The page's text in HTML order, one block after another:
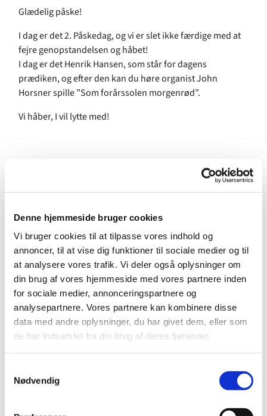
Denne hjemmeside bruger cookies
Vi bruger cookies til at tilpasse vores indhold og
annoncer, til at vise dig funktioner til sociale medier og til
at analysere vores trafik. Vi deler også oplysninger om
din brug af vores hjemmeside med vores partnere inden
for sociale medier, annonceringspartnere og
analysepartnere. Vores partnere kan kombinere disse
data med andre oplysninger, du har givet dem, eller som
de har indsamlet fra din brug af deres tjenester.
Nødvendig
Glædelig påske!
I dag er det 2. Påskedag, og vi er slet ikke færdige med at
fejre genopstandelsen og håbet!
I dag er det Henrik Hansen, som står for dagens
prædiken, og efter den kan du høre organist John
Horsner spille ”Som forårssolen morgenrød”.
Vi håber, I vil lytte med!